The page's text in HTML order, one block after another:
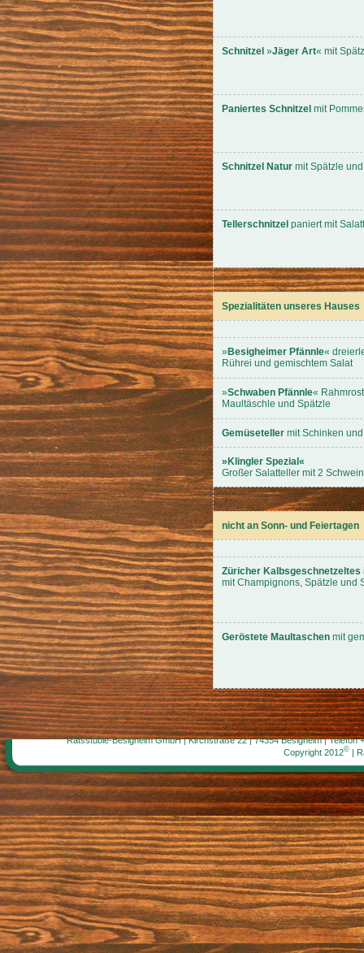
Schnitzel »Jäger Art« mit
Paniertes Schnitzel mit
Schnitzel Natur mit Spätzle
Tellerschnitzel paniert mit
Spezialitäten unseres Hauses
»Besigheimer Pfännle«
Rührei und gemischtem Salat
»Schwaben Pfännle«
Maultäschle und Spätzle
Gemüseteller mit Schinken
» Klingler Spezial «
Großer Salatteller mit 2
nicht an Sonn- und Feiertagen
Züricher Kalbsgeschnetzeltes
mit Champignons, Spätzle und
Geröstete Maultaschen mit
Ratsstüble-Besigheim GmbH | Kirchstraße 22 | 74354 Besigheim | Telefon
Copyright 2012© |